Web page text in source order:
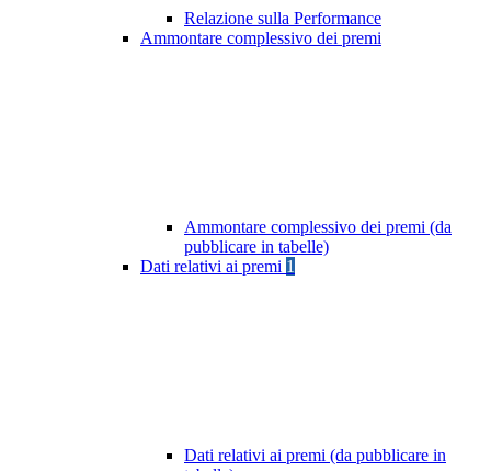
Relazione sulla Performance
Ammontare complessivo dei premi
Ammontare complessivo dei premi (da
pubblicare in tabelle)
Dati relativi ai premi 1
Dati relativi ai premi (da pubblicare in